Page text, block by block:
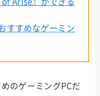
Arise』ができる
すすめなゲーミン
のゲーミングPCだ